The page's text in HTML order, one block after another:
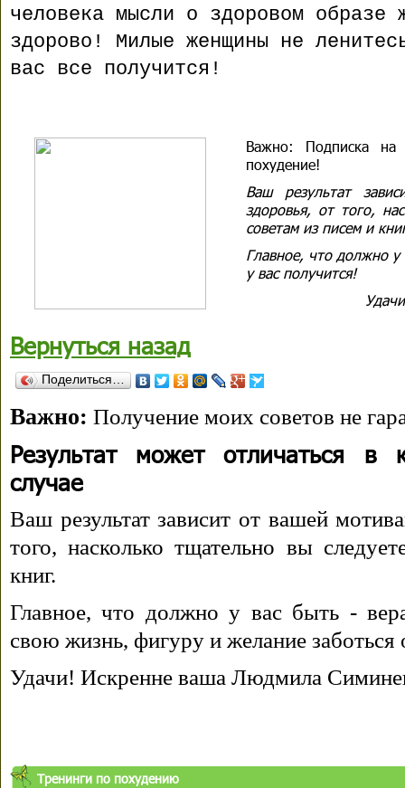
человека мысли о здоровом
здорово! Милые женщины не
вас все получится!
Важно: Подписка на
похудение!
Ваш результат
здоровья, от того,
советам из писем и
Главное, что должно у
у вас получится!
Вернуться назад
Поделиться…
Важно: Получение моих советов не
Результат может отличаться в
случае
Ваш результат зависит от вашей
того, насколько тщательно вы
книг.
Главное, что должно у вас быть -
свою жизнь, фигуру и желание заботься
Удачи! Искренне ваша Людмила
Тренинги по похудению